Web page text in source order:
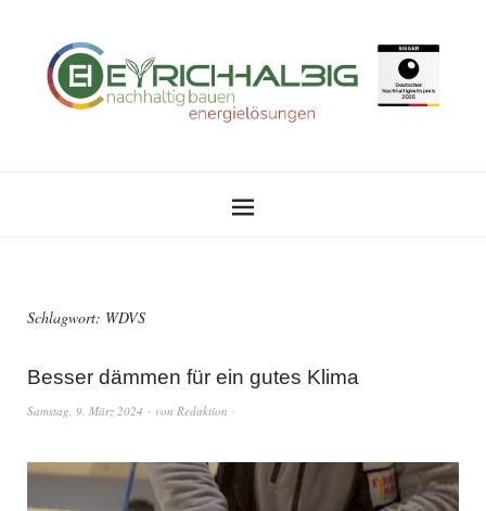
Schlagwort: WDVS
Besser dämmen für ein gutes Klima
Samstag, 9. März 2024 von Redaktion